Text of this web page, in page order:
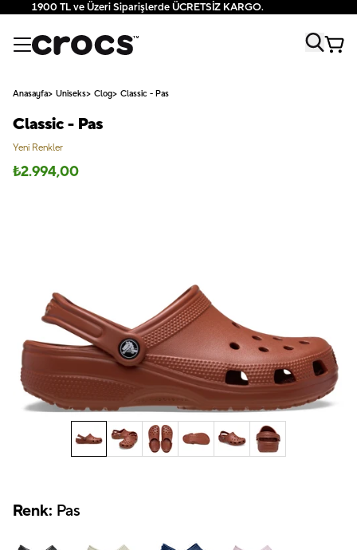
1900 TL ve Üzeri Siparişlerde ÜCRETSİZ KARGO.
Anasayfa Uniseks Clog Classic - Pas
Classic - Pas
Yeni Renkler
₺2.994,00
Renk: Pas